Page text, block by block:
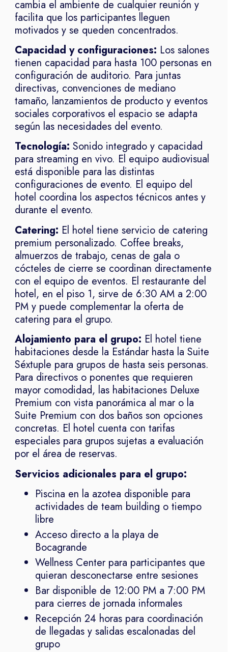
cambia el ambiente de cualquier reunión y
facilita que los participantes lleguen
motivados y se queden concentrados.
Capacidad y configuraciones: Los salones
tienen capacidad para hasta 100 personas en
configuración de auditorio. Para juntas
directivas, convenciones de mediano
tamaño, lanzamientos de producto y eventos
sociales corporativos el espacio se adapta
según las necesidades del evento.
Tecnología: Sonido integrado y capacidad
para streaming en vivo. El equipo audiovisual
está disponible para las distintas
configuraciones de evento. El equipo del
hotel coordina los aspectos técnicos antes y
durante el evento.
Catering: El hotel tiene servicio de catering
premium personalizado. Coffee breaks,
almuerzos de trabajo, cenas de gala o
cócteles de cierre se coordinan directamente
con el equipo de eventos. El restaurante del
hotel, en el piso 1, sirve de 6:30 AM a 2:00
PM y puede complementar la oferta de
catering para el grupo.
Alojamiento para el grupo: El hotel tiene
habitaciones desde la Estándar hasta la Suite
Séxtuple para grupos de hasta seis personas.
Para directivos o ponentes que requieren
mayor comodidad, las habitaciones Deluxe
Premium con vista panorámica al mar o la
Suite Premium con dos baños son opciones
concretas. El hotel cuenta con tarifas
especiales para grupos sujetas a evaluación
por el área de reservas.
Servicios adicionales para el grupo:
Piscina en la azotea disponible para
actividades de team building o tiempo
libre
Acceso directo a la playa de
Bocagrande
Wellness Center para participantes que
quieran desconectarse entre sesiones
Bar disponible de 12:00 PM a 7:00 PM
para cierres de jornada informales
Recepción 24 horas para coordinación
de llegadas y salidas escalonadas del
grupo